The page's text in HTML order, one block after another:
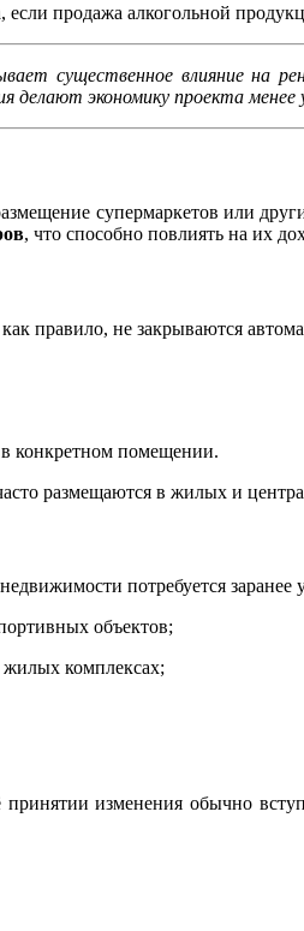
продажа алкогольной
существенное влияние на
делают экономику проекта менее
супермаркетов или
, что способно повлиять на их
правило, не закрываются
конкретном помещении.
размещаются в жилых и
потребуется заранее
объектов;
комплексах;
изменения обычно